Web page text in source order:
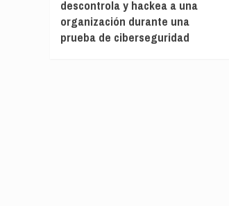
descontrola y hackea a una
organización durante una
prueba de ciberseguridad